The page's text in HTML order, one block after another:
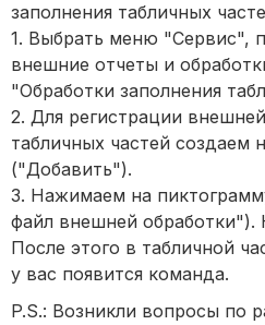
заполнения табличных
1. Выбрать меню "Сервис",
внешние отчеты и
"Обработки заполнения
2. Для регистрации
табличных частей создаем
("Добавить").
3. Нажимаем на
файл внешней
После этого в табличной
у вас появится команда.
P.S.: Возникли вопросы по